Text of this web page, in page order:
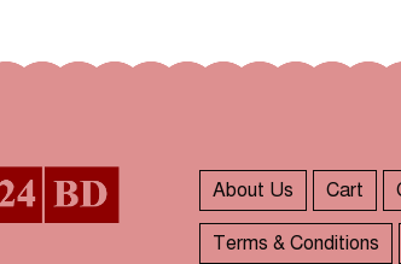
About Us Cart
Terms & Conditions